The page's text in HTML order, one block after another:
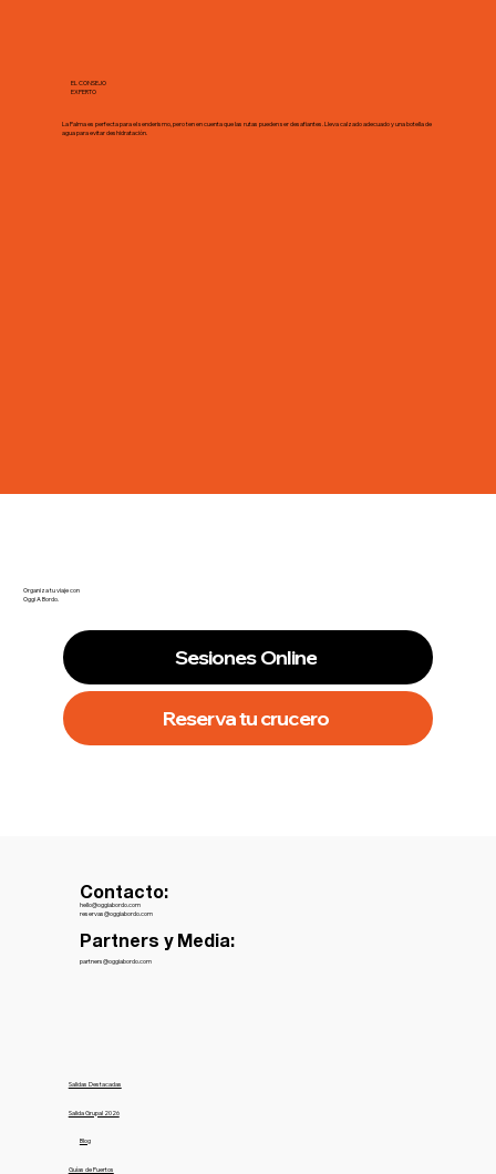
EL CONSEJO
EXPERTO
La Palma es perfecta para el senderismo, pero ten en cuenta que las rutas pueden ser desafiantes. Lleva calzado adecuado y una botella de
agua para evitar deshidratación.
Organiza tu viaje con
Oggi A Bordo.
Sesiones Online
Reserva tu crucero
Salidas Destacadas
Salida Grupal 2026
Guías de Puertos
Blog
Contacto:
hello@oggiabordo.com
reservas@oggiabordo.com
Partners y Media:
partners@oggiabordo.com